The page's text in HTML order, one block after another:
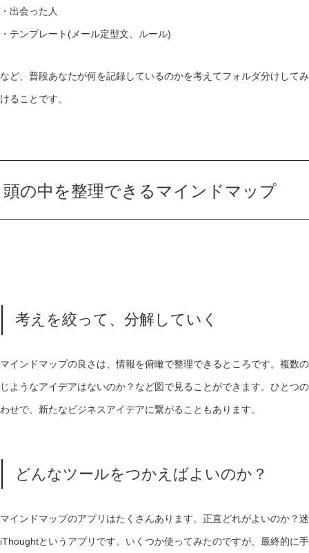
・出会った人
・テンプレート(メール定型文、ルール)
など、普段あなたが何を記録しているのかを考えてフォルダ分けして
けることです。
頭の中を整理できるマインドマップ
考えを絞って、分解していく
マインドマップの良さは、情報を俯瞰で整理できるところです。複数
じようなアイデアはないのか？など図で見ることができます。ひとつ
わせで、新たなビジネスアイデアに繋がることもあります。
どんなツールをつかえばよいのか？
マインドマップのアプリはたくさんあります。正直どれがよいのか？
iThoughtというアプリです。いくつか使ってみたのですが、最終的に